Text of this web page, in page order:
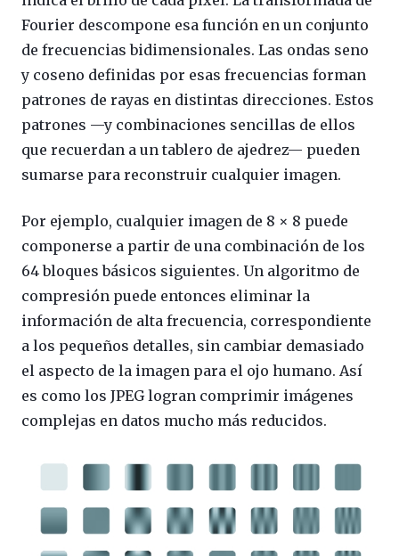
Fourier descompone esa función en un conjunto
de frecuencias bidimensionales. Las ondas seno
y coseno definidas por esas frecuencias forman
patrones de rayas en distintas direcciones. Estos
patrones —y combinaciones sencillas de ellos
que recuerdan a un tablero de ajedrez— pueden
sumarse para reconstruir cualquier imagen.
Por ejemplo, cualquier imagen de 8 × 8 puede
componerse a partir de una combinación de los
64 bloques básicos siguientes. Un algoritmo de
compresión puede entonces eliminar la
información de alta frecuencia, correspondiente
a los pequeños detalles, sin cambiar demasiado
el aspecto de la imagen para el ojo humano. Así
es como los JPEG logran comprimir imágenes
complejas en datos mucho más reducidos.